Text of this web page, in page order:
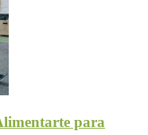
para